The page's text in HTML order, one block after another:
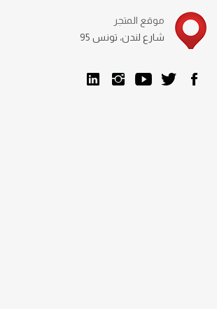
موقع المتجر
95 شارع لندن، تونس